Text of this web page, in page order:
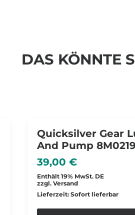
DAS KÖNNTE
Quicksilver Gear
And Pump
39,00 €
Enthält 19% MwSt. DE
zzgl. Versand
Lieferzeit: Sofort lieferbar